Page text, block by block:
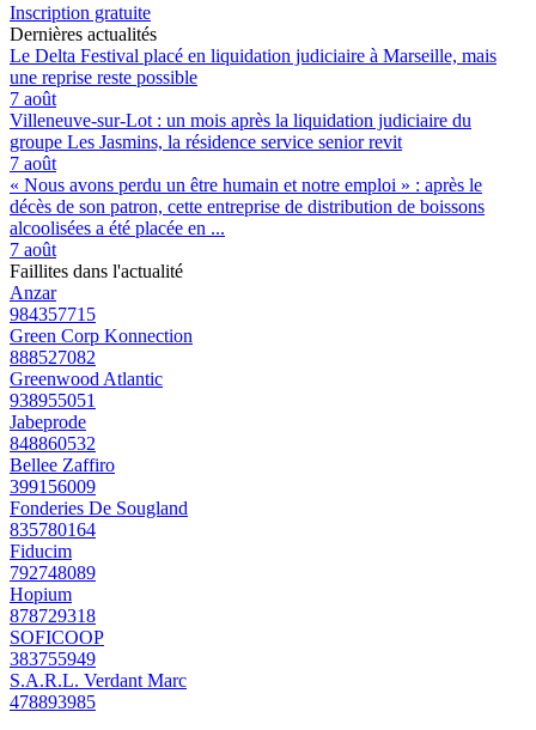
Inscription gratuite
Dernières actualités
Le Delta Festival placé en liquidation judiciaire à Marseille, mais
une reprise reste possible
7 août
Villeneuve-sur-Lot : un mois après la liquidation judiciaire du
groupe Les Jasmins, la résidence service senior revit
7 août
« Nous avons perdu un être humain et notre emploi » : après le
décès de son patron, cette entreprise de distribution de boissons
alcoolisées a été placée en ...
7 août
Faillites dans l'actualité
Anzar
984357715
Green Corp Konnection
888527082
Greenwood Atlantic
938955051
Jabeprode
848860532
Bellee Zaffiro
399156009
Fonderies De Sougland
835780164
Fiducim
792748089
Hopium
878729318
SOFICOOP
383755949
S.A.R.L. Verdant Marc
478893985